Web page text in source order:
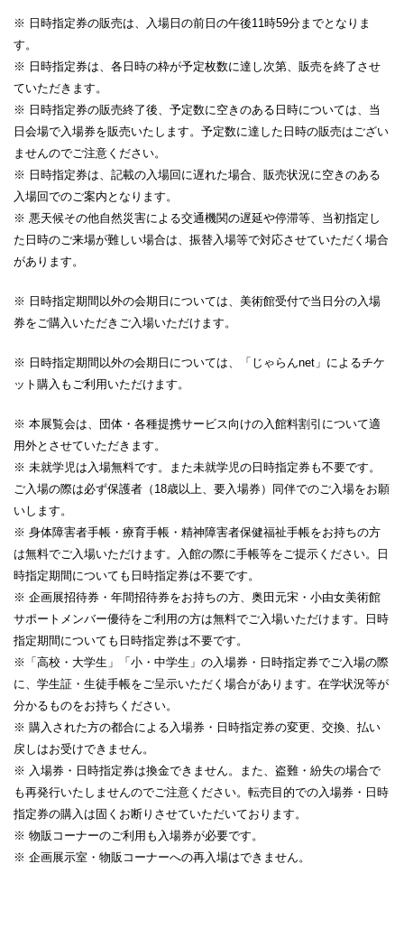
※ 日時指定券の販売は、入場日の前日の午後11時59分までとなりま
す。
※ 日時指定券は、各日時の枠が予定枚数に達し次第、販売を終了させ
ていただきます。
※ 日時指定券の販売終了後、予定数に空きのある日時については、当
日会場で入場券を販売いたします。予定数に達した日時の販売はござい
ませんのでご注意ください。
※ 日時指定券は、記載の入場回に遅れた場合、販売状況に空きのある
入場回でのご案内となります。
※ 悪天候その他自然災害による交通機関の遅延や停滞等、当初指定し
た日時のご来場が難しい場合は、振替入場等で対応させていただく場合
があります。
※ 日時指定期間以外の会期日については、美術館受付で当日分の入場
券をご購入いただきご入場いただけます。
※ 日時指定期間以外の会期日については、「じゃらんnet」によるチケ
ット購入もご利用いただけます。
※ 本展覧会は、団体・各種提携サービス向けの入館料割引について適
用外とさせていただきます。
※ 未就学児は入場無料です。また未就学児の日時指定券も不要です。
ご入場の際は必ず保護者（18歳以上、要入場券）同伴でのご入場をお願
いします。
※ 身体障害者手帳・療育手帳・精神障害者保健福祉手帳をお持ちの方
は無料でご入場いただけます。入館の際に手帳等をご提示ください。日
時指定期間についても日時指定券は不要です。
※ 企画展招待券・年間招待券をお持ちの方、奥田元宋・小由女美術館
サポートメンバー優待をご利用の方は無料でご入場いただけます。日時
指定期間についても日時指定券は不要です。
※「高校・大学生」「小・中学生」の入場券・日時指定券でご入場の際
に、学生証・生徒手帳をご呈示いただく場合があります。在学状況等が
分かるものをお持ちください。
※ 購入された方の都合による入場券・日時指定券の変更、交換、払い
戻しはお受けできません。
※ 入場券・日時指定券は換金できません。また、盗難・紛失の場合で
も再発行いたしませんのでご注意ください。転売目的での入場券・日時
指定券の購入は固くお断りさせていただいております。
※ 物販コーナーのご利用も入場券が必要です。
※ 企画展示室・物販コーナーへの再入場はできません。